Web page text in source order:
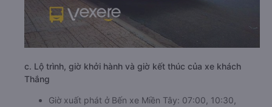
c. Lộ trình, giờ khởi hành và giờ kết thúc của xe khách
Thắng
Giờ xuất phát ở Bến xe Miền Tây: 07:00, 10:30,